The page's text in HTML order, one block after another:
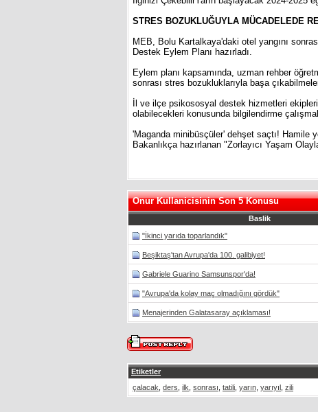
STRES BOZUKLUĞUYLA MÜCADELEDE
MEB, Bolu Kartalkaya'daki otel yangını
Destek Eylem Planı hazırladı.
Eylem planı kapsamında, uzman rehber
sonrası stres bozukluklarıyla başa
İl ve ilçe psikososyal destek hizmetleri
olabilecekleri konusunda bilgilendirme
'Maganda minibüsçüler' dehşet saçtı! Hamile
Bakanlıkça hazırlanan "Zorlayıcı Yaşam
Onur Kullanicisinin Son 5 Konusu
Baslik
"İkinci yarıda toparlandık"
Beşiktaş'tan Avrupa'da 100. galibiyet!
Gabriele Guarino Samsunspor'da!
"Avrupa'da kolay maç olmadığını gördük"
Menajerinden Galatasaray açıklaması!
Etiketler
çalacak ders ilk sonrası tatili yarın yarıyıl zili